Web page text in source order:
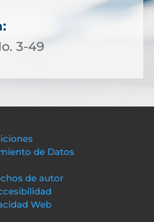
3-49
de Datos
de autor
Web